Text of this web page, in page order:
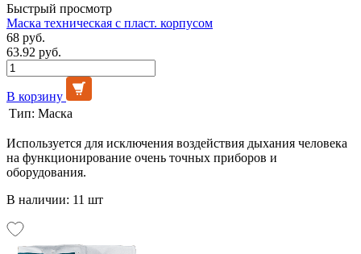
Быстрый просмотр
Маска техническая с пласт. корпусом
68 руб.
63.92 руб.
В корзину
Тип: Маска
Используется для исключения воздействия дыхания человека
на функционирование очень точных приборов и
оборудования.
В наличии: 11 шт